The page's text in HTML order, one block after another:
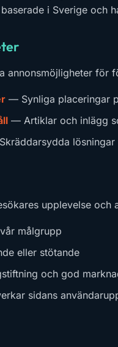
i Sverige och
annonsmöjligheter för
— Synliga placeringar
— Artiklar och inlägg
upplevelse och
målgrupp
eller stötande
och god
sidans